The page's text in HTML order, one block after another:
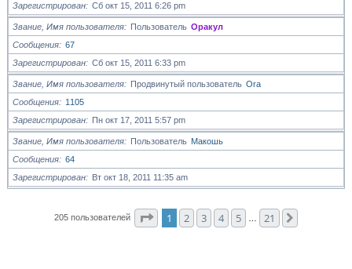
Зарегистрирован
Сб окт 15, 2011 6:26 pm
Звание, Имя пользователя Пользователь Оракул
Сообщения
67
Зарегистрирован
Сб окт 15, 2011 6:33 pm
Звание, Имя пользователя Продвинутый пользователь Ora
Сообщения
1105
Зарегистрирован
Пн окт 17, 2011 5:57 pm
Звание, Имя пользователя Пользователь Макошь
Сообщения
64
Зарегистрирован
Вт окт 18, 2011 11:35 am
205 пользователей Страница1 из
1 2 3 4 5 21